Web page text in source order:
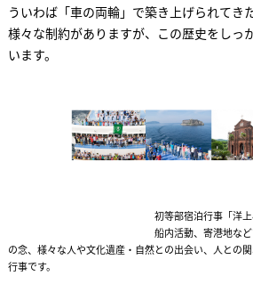
ういわば「車の両輪」で築き上げられてき
様々な制約がありますが、この歴史をしっ
います。
初等部宿泊行事「洋上小学
船内活動、寄港地などでの活動
の念、様々な人や文化遺産・自然との出会い、人との
行事です。